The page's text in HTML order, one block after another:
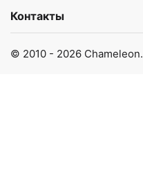
Контакты
© 2010 - 2026 Chameleon.